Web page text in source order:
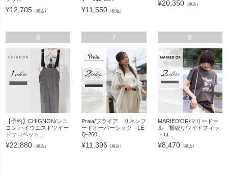
¥12,705 （税込） ¥11,550 （税込）
¥20,350（税込）
6
【予約】CHIGNON/シニ
ヨン ハイウエストツイー
ドサロペット...
¥22,880 （税込）
7
Praia/プライア リネンフ
ードオーバーシャツ LE
Q-260...
¥11,396 （税込）
8
MARIED'OR/マリードー
ル 裾絞りワイドフィッ
トロ...
¥8,470（税込）